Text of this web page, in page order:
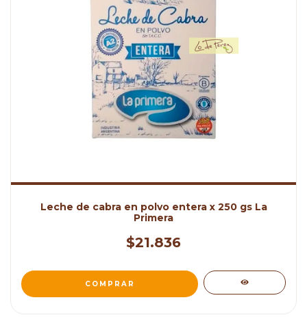
Leche de cabra en polvo entera x 250 gs La
Primera
$21.836